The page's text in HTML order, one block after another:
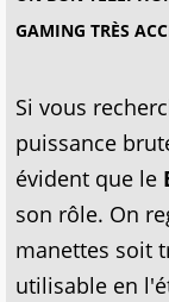
GAMING TRÈS
Si vous
puissance
évident que le
son rôle. On
manettes soit
utilisable en